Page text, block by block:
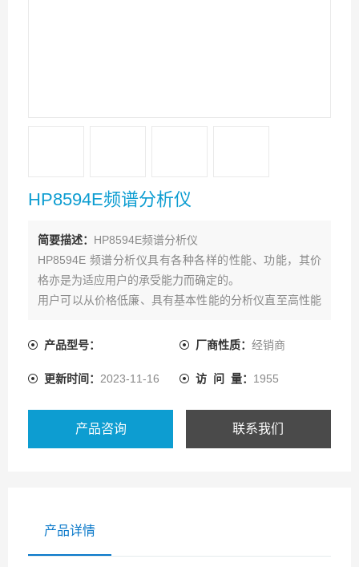
HP8594E频谱分析仪
简要描述： HP8594E频谱分析仪
HP8594E 频谱分析仪具有各种各样的性能、功能，其价
格亦是为适应用户的承受能力而确定的。
用户可以从价格低廉、具有基本性能的分析仪直至高性能
都会感觉到HP8590E系列频谱分析仪便于使用且高度可
来满足用户日益提高的测量要求。
产品型号： 厂商性质： 经销商
更新时间： 2023-11-16 访 问 量： 1955
产品咨询 联系我们
产品详情